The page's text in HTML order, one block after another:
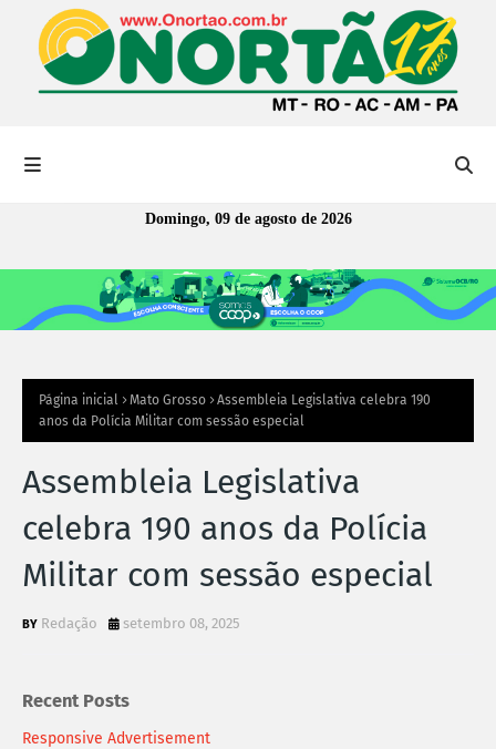
Domingo, 09 de agosto de 2026
Página inicial Mato Grosso
Assembleia Legislativa celebra 190
anos da Polícia Militar com sessão especial
Assembleia Legislativa
celebra 190 anos da Polícia
Militar com sessão especial
Redação setembro 08, 2025
Recent Posts
Responsive Advertisement